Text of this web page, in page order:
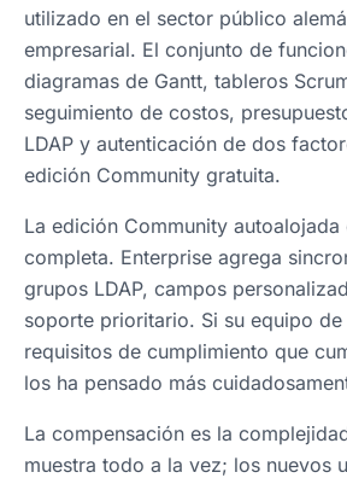
utilizado en el sector público
empresarial. El conjunto de
diagramas de Gantt, tableros
seguimiento de costos,
LDAP y autenticación de dos
edición Community gratuita.
La edición Community autoalojada
completa. Enterprise agrega
grupos LDAP, campos
soporte prioritario. Si su equipo
requisitos de cumplimiento que
los ha pensado más
La compensación es la
muestra todo a la vez; los nuevos